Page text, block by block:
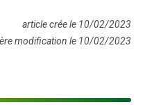
article crée le 10/02/2023
modification le 10/02/2023